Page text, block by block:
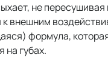
не пересушивая
к внешним
формула,
на губах.